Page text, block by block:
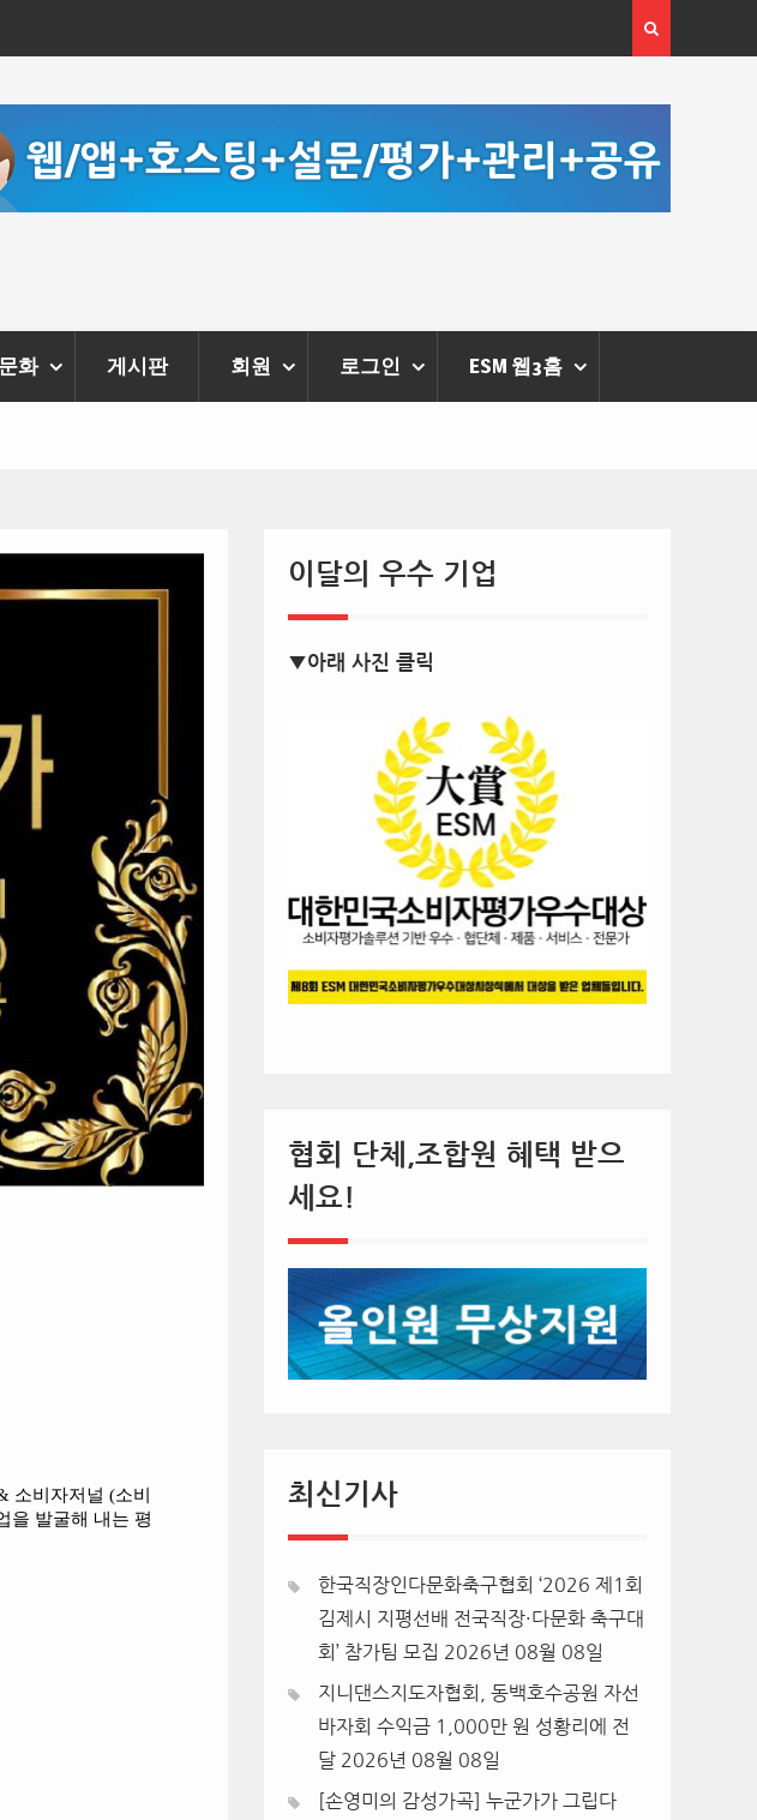
니멀 아트 페스티벌’ 성황리에 막 내려
문화 게시판 회원 로그인 ESM 웹3홈
이달의 우수 기업
▼아래 사진 클릭
협회 단체,조합원 혜택 받으
세요!
최신기사
한국직장인다문화축구협회 ‘2026 제1회
김제시 지평선배 전국직장·다문화 축구대
회’ 참가팀 모집 2026년 08월 08일
지니댄스지도자협회, 동백호수공원 자선
바자회 수익금 1,000만 원 성황리에 전
달 2026년 08월 08일
[손영미의 감성가곡] 누군가가 그립다